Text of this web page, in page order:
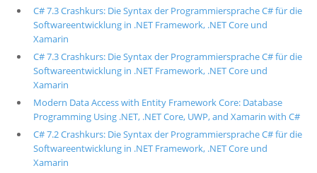
C# 7.3 Crashkurs: Die Syntax der Programmiersprache C# für die
Softwareentwicklung in .NET Framework, .NET Core und
Xamarin
C# 7.3 Crashkurs: Die Syntax der Programmiersprache C# für die
Softwareentwicklung in .NET Framework, .NET Core und
Xamarin
Modern Data Access with Entity Framework Core: Database
Programming Using .NET, .NET Core, UWP, and Xamarin with C#
C# 7.2 Crashkurs: Die Syntax der Programmiersprache C# für die
Softwareentwicklung in .NET Framework, .NET Core und
Xamarin